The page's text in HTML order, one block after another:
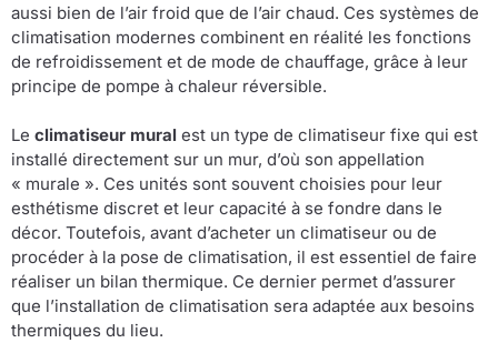
aussi bien de l’air froid que de l’air chaud. Ces systèmes de
climatisation modernes combinent en réalité les fonctions
de refroidissement et de mode de chauffage, grâce à leur
principe de pompe à chaleur réversible.
Le climatiseur mural est un type de climatiseur fixe qui est
installé directement sur un mur, d’où son appellation
« murale ». Ces unités sont souvent choisies pour leur
esthétisme discret et leur capacité à se fondre dans le
décor. Toutefois, avant d’acheter un climatiseur ou de
procéder à la pose de climatisation, il est essentiel de faire
réaliser un bilan thermique. Ce dernier permet d’assurer
que l’installation de climatisation sera adaptée aux besoins
thermiques du lieu.